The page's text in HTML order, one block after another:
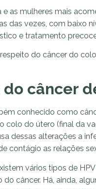
as mulheres mais
das vezes, com baixo
e tratamento
do câncer do
câncer
conhecido como
colo do útero (final da
dessas alterações a
contágio as relações
vários tipos de
câncer. Há, ainda,